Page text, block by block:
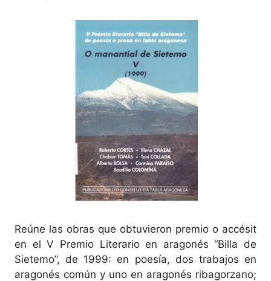
Reúne las obras que obtuvieron premio o accésit
en el V Premio Literario en aragonés “Billa de
Sietemo”, de 1999: en poesía, dos trabajos en
aragonés común y uno en aragonés ribagorzano;